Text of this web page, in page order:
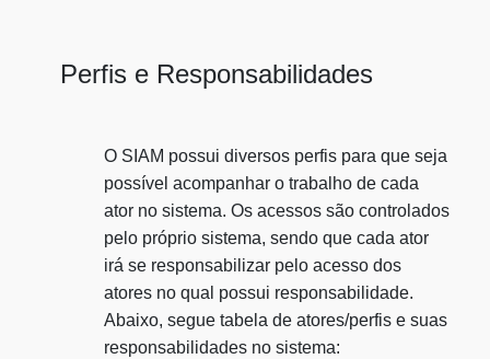
Perfis e Responsabilidades
O SIAM possui diversos perfis para que seja
possível acompanhar o trabalho de cada
ator no sistema. Os acessos são controlados
pelo próprio sistema, sendo que cada ator
irá se responsabilizar pelo acesso dos
atores no qual possui responsabilidade.
Abaixo, segue tabela de atores/perfis e suas
responsabilidades no sistema: